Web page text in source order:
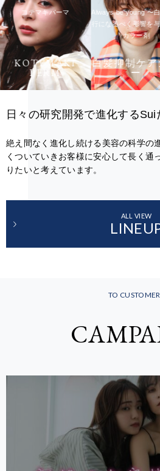
コテマキパーマ
KOTEMAKI
PERM
Always be young 〜
行になるべく影響を
カラー剤
白髪抑制ケ
ー
日々の研究開発で進化する
絶え間なく進化し続ける美容の科学の
くついていきお客様に安心して長く通
りたいと考えています。
ALL VIEW
TO